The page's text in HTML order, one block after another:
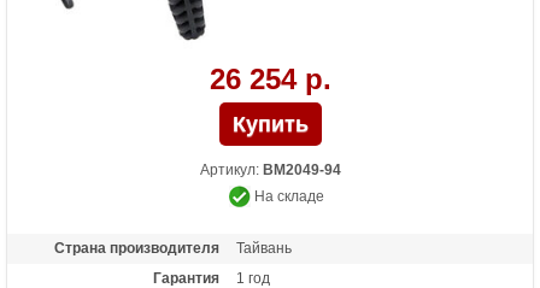
26 254 р.
Артикул: BM2049-94
На складе
Страна производителя
Тайвань
Гарантия
1 год